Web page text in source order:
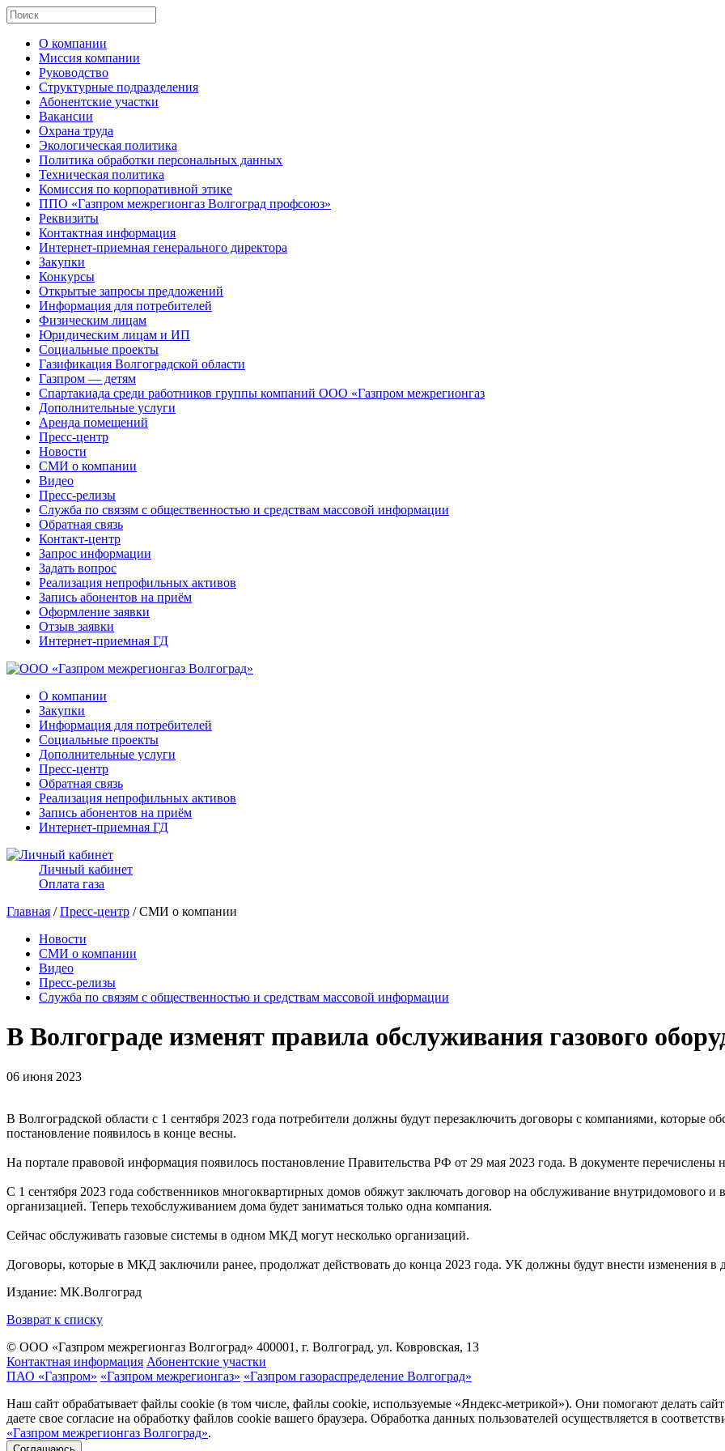
О компании
Миссия компании
Руководство
Структурные подразделения
Абонентские участки
Вакансии
Охрана труда
Экологическая политика
Политика обработки персональных данных
Техническая политика
Комиссия по корпоративной этике
ППО «Газпром межрегионгаз Волгоград профсоюз»
Реквизиты
Контактная информация
Интернет-приемная генерального директора
Закупки
Конкурсы
Открытые запросы предложений
Информация для потребителей
Физическим лицам
Юридическим лицам и ИП
Социальные проекты
Газификация Волгоградской области
Газпром — детям
Спартакиада среди работников группы компаний ООО «Газпром межрегионгаз
Дополнительные услуги
Аренда помещений
Пресс-центр
Новости
СМИ о компании
Видео
Пресс-релизы
Служба по связям с общественностью и средствам массовой информации
Обратная связь
Контакт-центр
Запрос информации
Задать вопрос
Реализация непрофильных активов
Запись абонентов на приём
Оформление заявки
Отзыв заявки
Интернет-приемная ГД
О компании
Закупки
Информация для потребителей
Социальные проекты
Дополнительные услуги
Пресс-центр
Обратная связь
Реализация непрофильных активов
Запись абонентов на приём
Интернет-приемная ГД
Личный кабинет
Оплата газа
Главная /Пресс-центр / СМИ о компании
Новости
СМИ о компании
Видео
Пресс-релизы
Служба по связям с общественностью и средствам массовой информации
В Волгограде изменят правила обслуживания газового
06 июня 2023
В Волгоградской области с 1 сентября 2023 года потребители должны будут перезаключить договоры с компаниями, которые
постановление появилось в конце весны.
На портале правовой информация появилось постановление Правительства РФ от 29 мая 2023 года. В документе перечислены
С 1 сентября 2023 года собственников многоквартирных домов обяжут заключать договор на обслуживание внутридомового и
организацией. Теперь техобслуживанием дома будет заниматься только одна компания.
Сейчас обслуживать газовые системы в одном МКД могут несколько организаций.
Договоры, которые в МКД заключили ранее, продолжат действовать до конца 2023 года. УК должны будут внести изменения в
Издание: МК.Волгоград
Возврат к списку
© ООО «Газпром межрегионгаз Волгоград» 400001, г. Волгоград, ул. Ковровская, 13
Контактная информация Абонентские участки
ПАО «Газпром» «Газпром межрегионгаз» «Газпром газораспределение Волгоград»
Наш сайт обрабатывает файлы cookie (в том числе, файлы cookie, используемые «Яндекс-метрикой»). Они помогают делать
даете свое согласие на обработку файлов cookie вашего браузера. Обработка данных пользователей осуществляется в
«Газпром межрегионгаз Волгоград».